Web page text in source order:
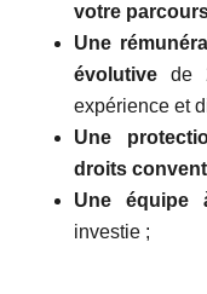
votre
Une
évolutive de
expérience et
Une
droits
Une équipe
investie ;